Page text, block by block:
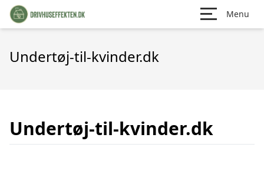
Menu
Undertøj-til-kvinder.dk
Undertøj-til-kvinder.dk